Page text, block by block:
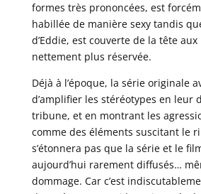
formes très prononcées, est
habillée de manière sexy tandis
d’Eddie, est couverte de la tête
nettement plus réservée.
Déjà à l’époque, la série originale
d’amplifier les stéréotypes en leur
tribune, et en montrant les
comme des éléments suscitant le
s’étonnera pas que la série et le
aujourd’hui rarement diffusés…
dommage. Car c’est